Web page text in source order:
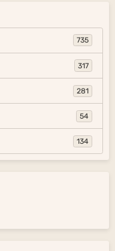
735
317
281
54
134